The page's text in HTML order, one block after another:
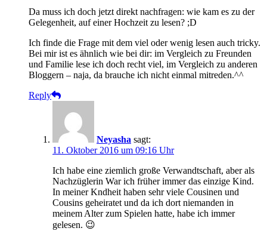
Da muss ich doch jetzt direkt nachfragen: wie kam es zu der
Gelegenheit, auf einer Hochzeit zu lesen? ;D
Ich finde die Frage mit dem viel oder wenig lesen auch tricky.
Bei mir ist es ähnlich wie bei dir: im Vergleich zu Freunden
und Familie lese ich doch recht viel, im Vergleich zu anderen
Bloggern – naja, da brauche ich nicht einmal mitreden.^^
Reply
Neyasha sagt:
11. Oktober 2016 um 09:16 Uhr
Ich habe eine ziemlich große Verwandtschaft, aber als
Nachzüglerin War ich früher immer das einzige Kind.
In meiner Kndheit haben sehr viele Cousinen und
Cousins geheiratet und da ich dort niemanden in
meinem Alter zum Spielen hatte, habe ich immer
gelesen. 😉